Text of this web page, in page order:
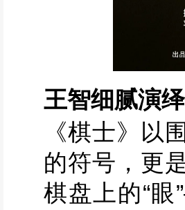
王智细腻演
《棋士》以
的符号，更
棋盘上的“